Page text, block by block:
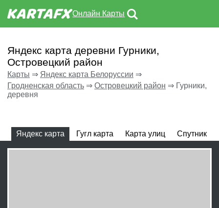
Онлайн Карты
Яндекс карта деревни Гурники,
Островецкий район
Карты ⇒ Яндекс карта Белоруссии ⇒
Гродненская область ⇒ Островецкий район ⇒ Гурники,
деревня
Яндекс карта Гугл карта Карта улиц Спутник